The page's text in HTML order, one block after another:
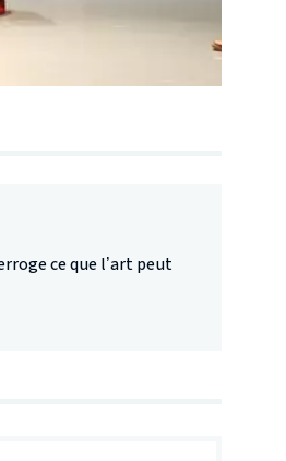
ce que l’art peut